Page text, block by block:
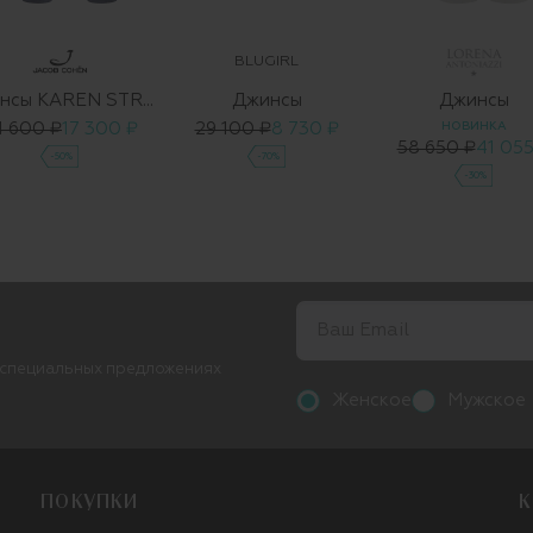
600 ₽17 300 ₽
-50%
BLUGIRL
Джинсы
29 100 ₽8 730 ₽
-70%
Джинсы
НОВИНКА
58 650 ₽41
-30%
ПОКУПКИ